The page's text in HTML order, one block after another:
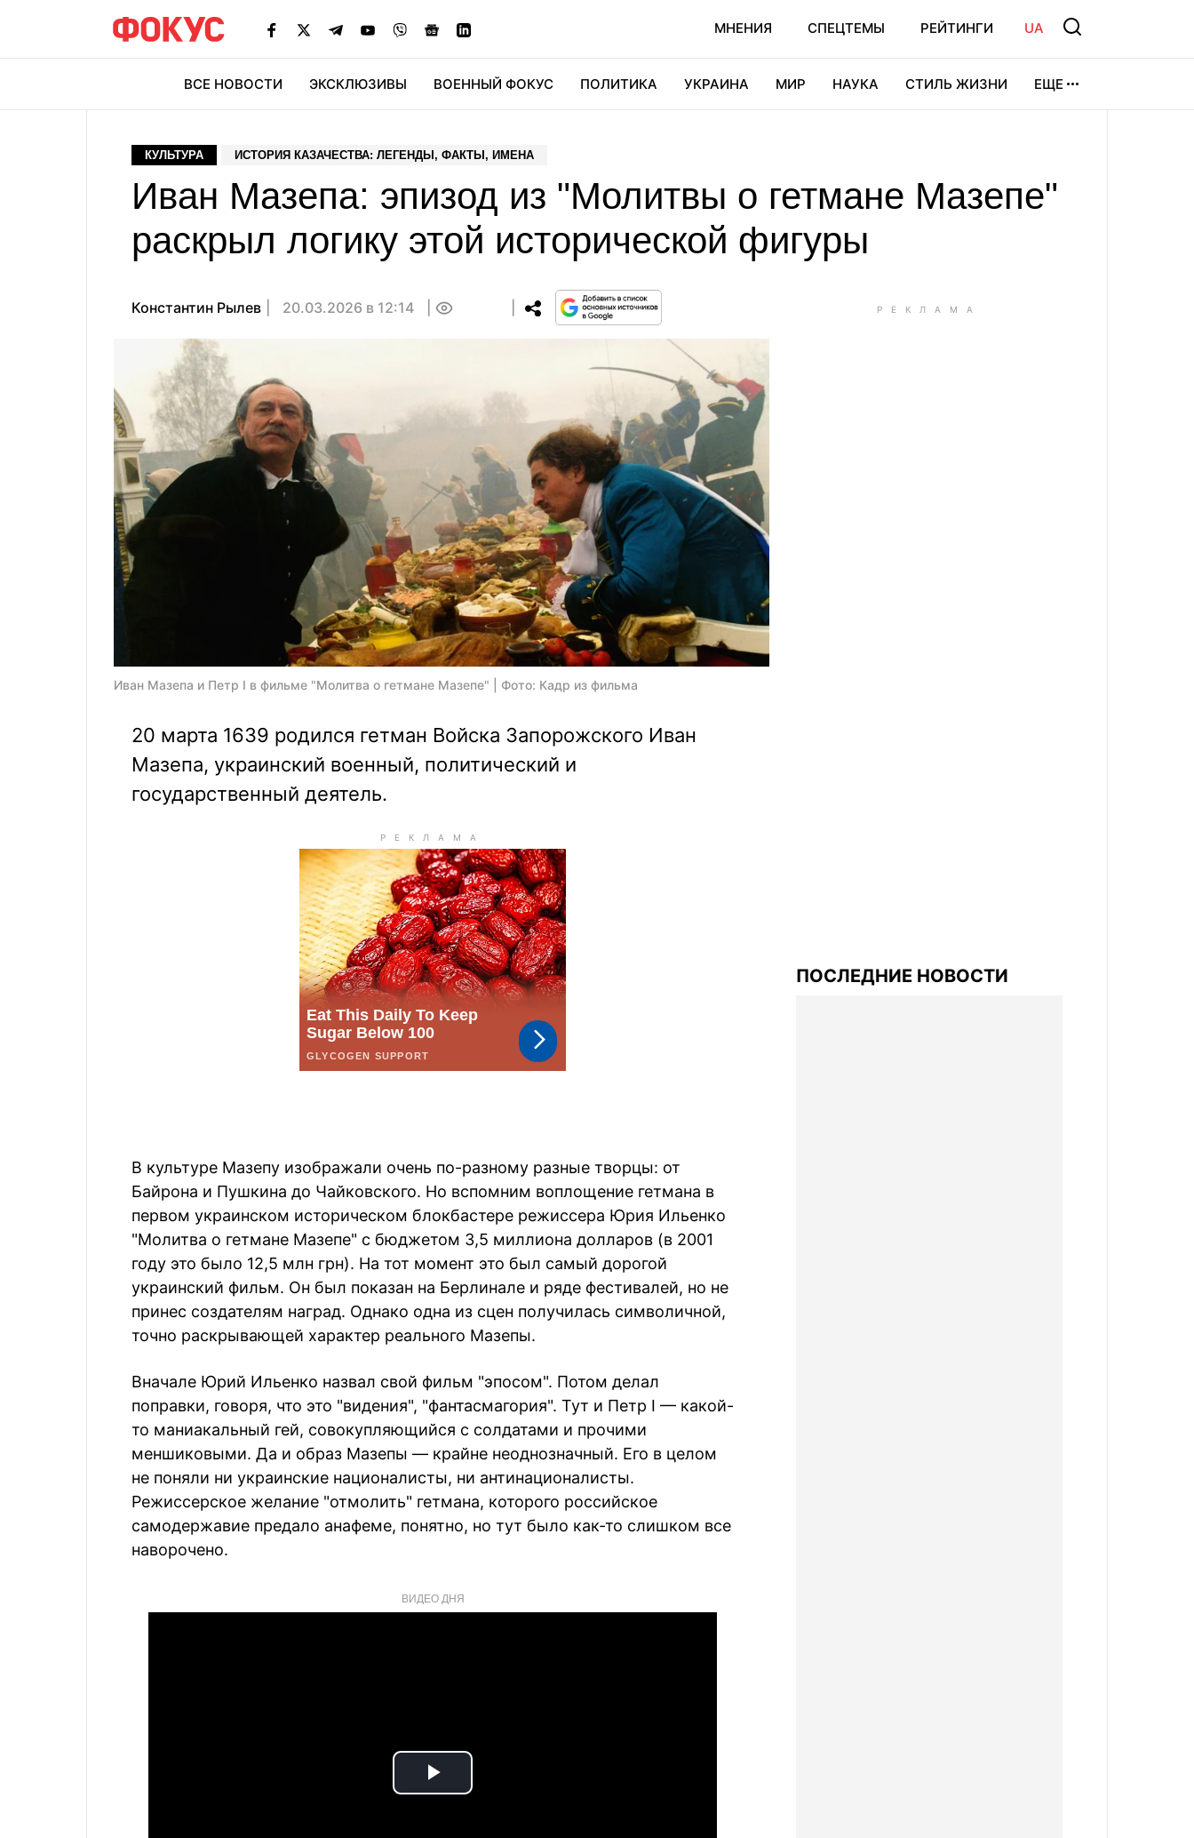
МНЕНИЯ СПЕЦТЕМЫ РЕЙТИНГИ UA
ВСЕ НОВОСТИ ЭКСКЛЮЗИВЫ ВОЕННЫЙ ФОКУС ПОЛИТИКА УКРАИНА МИР НАУКА СТИЛЬ ЖИЗНИ ЕЩЕ
КУЛЬТУРА ИСТОРИЯ КАЗАЧЕСТВА: ЛЕГЕНДЫ, ФАКТЫ, ИМЕНА
Иван Мазепа: эпизод из "Молитвы о гетмане Мазепе"
раскрыл логику этой исторической фигуры
Константин Рылев 20.03.2026 в 12:14
Иван Мазепа и Петр І в фильме "Молитва о гетмане Мазепе" | Фото: Кадр из фильма
20 марта 1639 родился гетман Войска Запорожского Иван
Мазепа, украинский военный, политический и
государственный деятель.
В культуре Мазепу изображали очень по-разному разные творцы: от
Байрона и Пушкина до Чайковского. Но вспомним воплощение гетмана в
первом украинском историческом блокбастере режиссера Юрия Ильенко
"Молитва о гетмане Мазепе" с бюджетом 3,5 миллиона долларов (в 2001
году это было 12,5 млн грн). На тот момент это был самый дорогой
украинский фильм. Он был показан на Берлинале и ряде фестивалей, но не
принес создателям наград. Однако одна из сцен получилась символичной,
точно раскрывающей характер реального Мазепы.
Вначале Юрий Ильенко назвал свой фильм "эпосом". Потом делал
поправки, говоря, что это "видения", "фантасмагория". Тут и Петр I — какой-
то маниакальный гей, совокупляющийся с солдатами и прочими
меншиковыми. Да и образ Мазепы — крайне неоднозначный. Его в целом
не поняли ни украинские националисты, ни антинационалисты.
Режиссерское желание "отмолить" гетмана, которого российское
самодержавие предало анафеме, понятно, но тут было как-то слишком все
наворочено.
ВИДЕО ДНЯ
Play
ПОСЛЕДНИЕ НОВОСТИ